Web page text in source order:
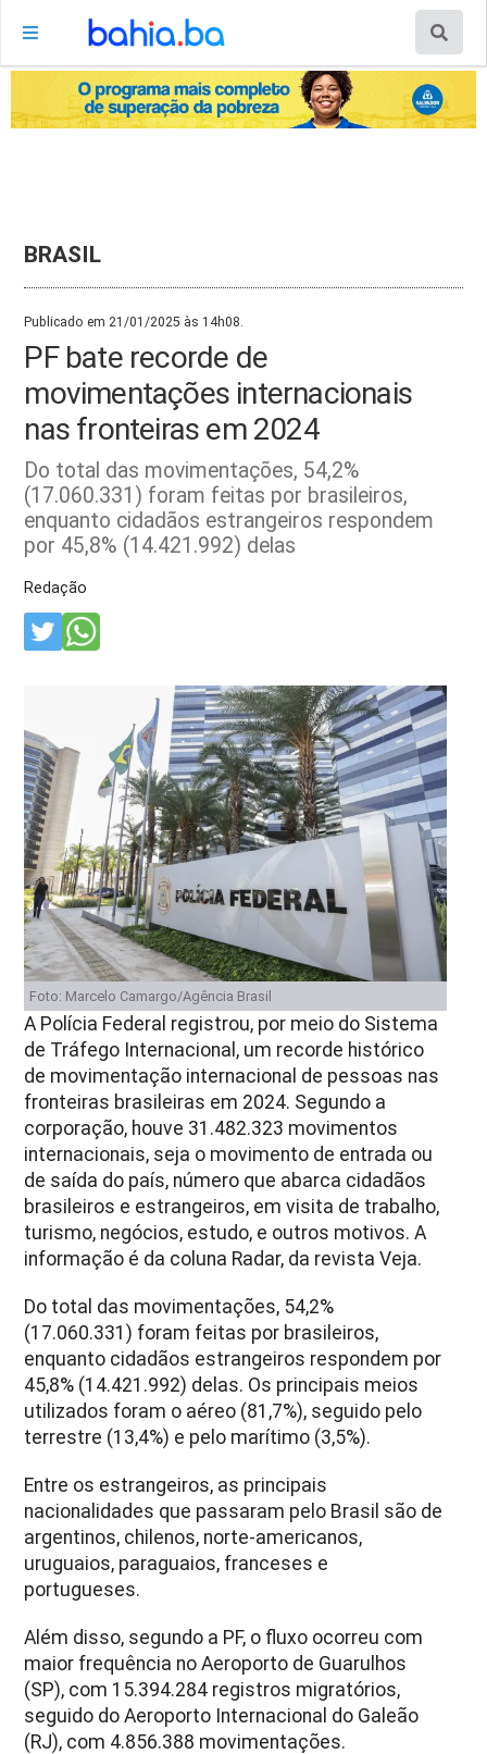
BRASIL
Publicado em 21/01/2025 às 14h08.
PF bate recorde de
movimentações internacionais
nas fronteiras em 2024
Do total das movimentações, 54,2%
(17.060.331) foram feitas por brasileiros,
enquanto cidadãos estrangeiros respondem
por 45,8% (14.421.992) delas
Redação
Foto: Marcelo Camargo/Agência Brasil
A Polícia Federal registrou, por meio do Sistema
de Tráfego Internacional, um recorde histórico
de movimentação internacional de pessoas nas
fronteiras brasileiras em 2024. Segundo a
corporação, houve 31.482.323 movimentos
internacionais, seja o movimento de entrada ou
de saída do país, número que abarca cidadãos
brasileiros e estrangeiros, em visita de trabalho,
turismo, negócios, estudo, e outros motivos. A
informação é da coluna Radar, da revista Veja.
Do total das movimentações, 54,2%
(17.060.331) foram feitas por brasileiros,
enquanto cidadãos estrangeiros respondem por
45,8% (14.421.992) delas. Os principais meios
utilizados foram o aéreo (81,7%), seguido pelo
terrestre (13,4%) e pelo marítimo (3,5%).
Entre os estrangeiros, as principais
nacionalidades que passaram pelo Brasil são de
argentinos, chilenos, norte-americanos,
uruguaios, paraguaios, franceses e
portugueses.
Além disso, segundo a PF, o fluxo ocorreu com
maior frequência no Aeroporto de Guarulhos
(SP), com 15.394.284 registros migratórios,
seguido do Aeroporto Internacional do Galeão
(RJ), com 4.856.388 movimentações.